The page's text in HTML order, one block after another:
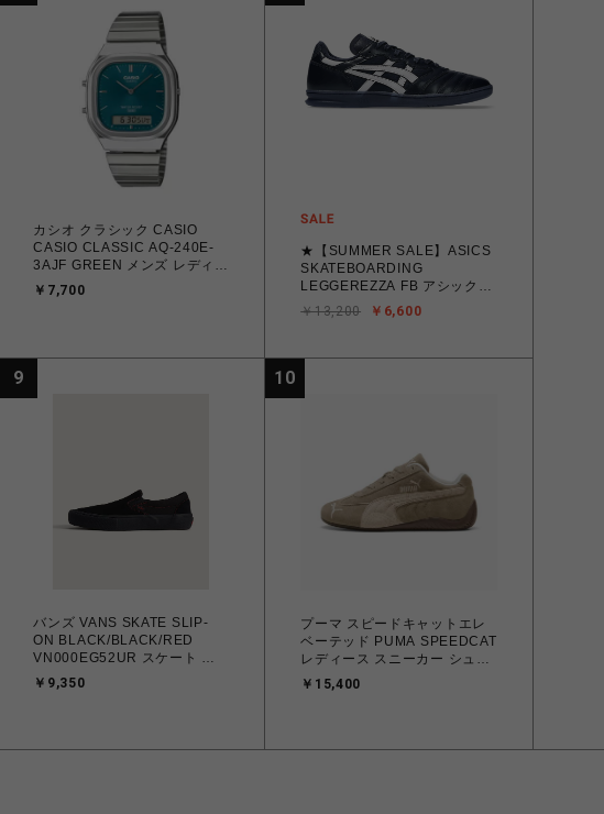
カシオ クラシック CASIO
CASIO CLASSIC AQ-240E-
3AJF GREEN メンズ レディー
ス 4549526409578 腕時計 国
内正規品 【 北海道/沖縄/離島
￥7,700
★【SUMMER SALE】ASICS
SKATEBOARDING
LEGGEREZZA FB アシックス
スケートボーディング
Navy/White 23.5㎝～27.0㎝
ド スケボー スニーカー Gino
￥6,600
￥13,200
9
バンズ VANS SKATE SLIP-
ON BLACK/BLACK/RED
VN000EG52UR スケート ス
リップオン 26.0cm～28.0㎝
スニーカー メンズ シューズ
￥9,350
10
プーマ スピードキャットエレ
ベーテッド PUMA SPEEDCAT
レディース スニーカー シュー
ズ Ice Coffee-Alpine Snow
23.0cm～25.0cm 403619_02
￥15,400